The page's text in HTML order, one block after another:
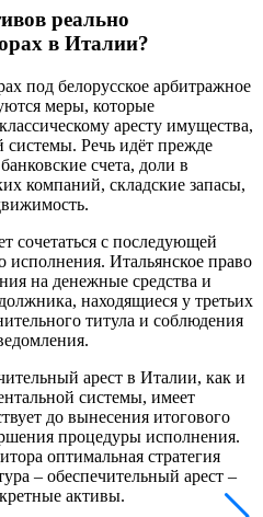
реально
в Италии?
под белорусское арбитражное
меры, которые
аресту имущества,
системы. Речь идёт прежде
счета, доли в
компаний, складские запасы,
сочетаться с последующей
исполнения. Итальянское право
на денежные средства и
находящиеся у третьих
титула и соблюдения
арест в Италии, как и
системы, имеет
до вынесения итогового
процедуры исполнения.
оптимальная стратегия
– обеспечительный арест –
активы.